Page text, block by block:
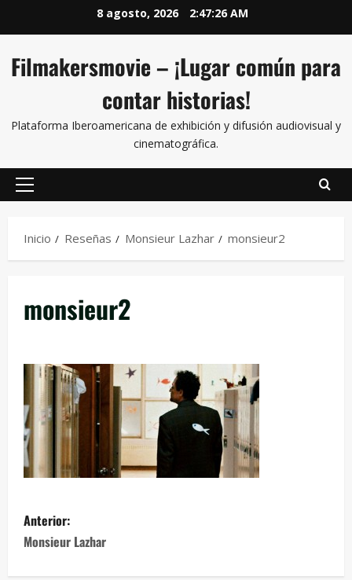
8 agosto, 2026 2:47:27 AM
Filmakersmovie – ¡Lugar común para
contar historias!
Plataforma Iberoamericana de exhibición y difusión audiovisual y
cinematográfica.
Inicio Reseñas Monsieur Lazhar monsieur2
monsieur2
Anterior:
Monsieur Lazhar